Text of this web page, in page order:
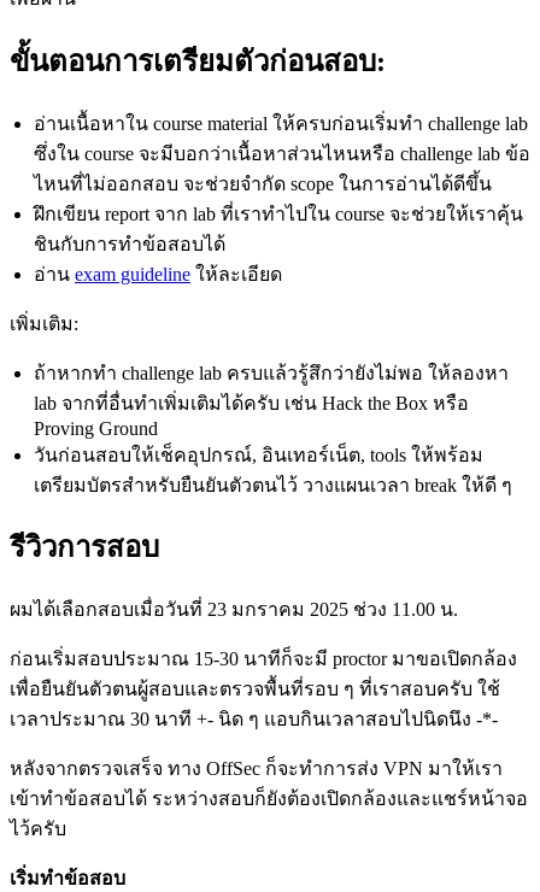
ขั้นตอนการเตรียมตัวก่อนสอบ:
อ่านเนื้อหาใน course material ให้ครบก่อนเริ่มทำ challenge lab
ซึ่งใน course จะมีบอกว่าเนื้อหาส่วนไหนหรือ challenge lab ข้อ
ไหนที่ไม่ออกสอบ จะช่วยจำกัด scope ในการอ่านได้ดีขึ้น
ฝึกเขียน report จาก lab ที่เราทำไปใน course จะช่วยให้เราคุ้น
ชินกับการทำข้อสอบได้
อ่าน exam guideline ให้ละเอียด
เพิ่มเติม:
ถ้าหากทำ challenge lab ครบแล้วรู้สึกว่ายังไม่พอ ให้ลองหา
lab จากที่อื่นทำเพิ่มเติมได้ครับ เช่น Hack the Box หรือ
Proving Ground
วันก่อนสอบให้เช็คอุปกรณ์, อินเทอร์เน็ต, tools ให้พร้อม
เตรียมบัตรสำหรับยืนยันตัวตนไว้ วางแผนเวลา break ให้ดี ๆ
รีวิวการสอบ
ผมได้เลือกสอบเมื่อวันที่ 23 มกราคม 2025 ช่วง 11.00 น.
ก่อนเริ่มสอบประมาณ 15-30 นาทีก็จะมี proctor มาขอเปิดกล้อง
เพื่อยืนยันตัวตนผู้สอบและตรวจพื้นที่รอบ ๆ ที่เราสอบครับ ใช้
เวลาประมาณ 30 นาที +- นิด ๆ แอบกินเวลาสอบไปนิดนึง -*-
หลังจากตรวจเสร็จ ทาง OffSec ก็จะทำการส่ง VPN มาให้เรา
เข้าทำข้อสอบได้ ระหว่างสอบก็ยังต้องเปิดกล้องและแชร์หน้าจอ
ไว้ครับ
เริ่มทำข้อสอบ